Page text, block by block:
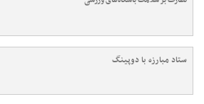
ستاد مبارزه با دوپینگ